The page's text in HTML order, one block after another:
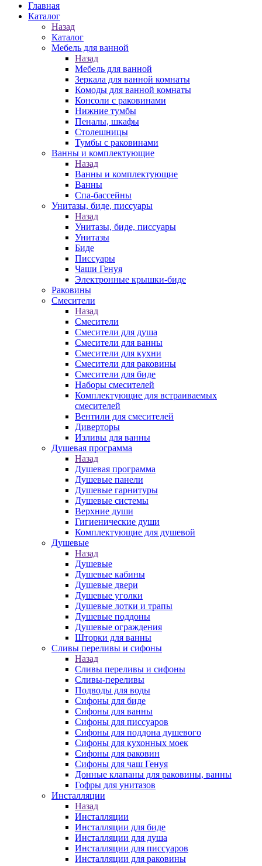
Главная
Каталог
Назад
Каталог
Мебель для ванной
Назад
Мебель для ванной
Зеркала для ванной комнаты
Комоды для ванной комнаты
Консоли с раковинами
Нижние тумбы
Пеналы, шкафы
Столешницы
Тумбы с раковинами
Ванны и комплектующие
Назад
Ванны и комплектующие
Ванны
Спа-бассейны
Унитазы, биде, писсуары
Назад
Унитазы, биде, писсуары
Унитазы
Биде
Писсуары
Чаши Генуя
Электронные крышки-биде
Раковины
Смесители
Назад
Смесители
Смесители для душа
Смесители для ванны
Смесители для кухни
Смесители для раковины
Смесители для биде
Наборы смесителей
Комплектующие для встраиваемых
смесителей
Вентили для смесителей
Диверторы
Изливы для ванны
Душевая программа
Назад
Душевая программа
Душевые панели
Душевые гарнитуры
Душевые системы
Верхние души
Гигиенические души
Комплектующие для душевой
Душевые
Назад
Душевые
Душевые кабины
Душевые двери
Душевые уголки
Душевые лотки и трапы
Душевые поддоны
Душевые ограждения
Шторки для ванны
Сливы переливы и сифоны
Назад
Сливы переливы и сифоны
Сливы-переливы
Подводы для воды
Сифоны для биде
Сифоны для ванны
Сифоны для писсуаров
Сифоны для поддона душевого
Сифоны для кухонных моек
Сифоны для раковин
Сифоны для чаш Генуя
Донные клапаны для раковины, ванны
Гофры для унитазов
Инсталляции
Назад
Инсталляции
Инсталляции для биде
Инсталляции для душа
Инсталляции для писсуаров
Инсталляции для раковины